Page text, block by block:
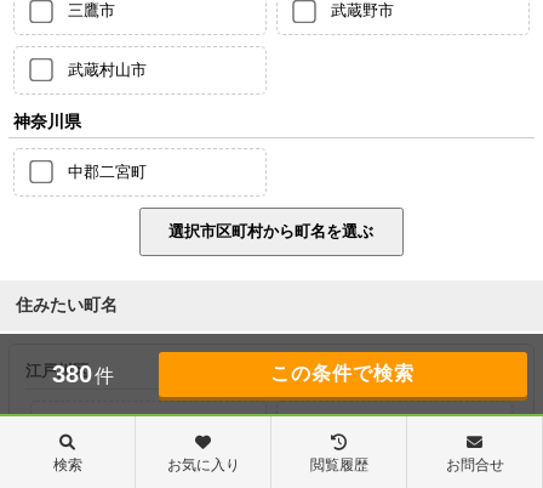
三鷹市 武蔵野市
武蔵村山市
神奈川県
中郡二宮町
住みたい町名
江戸川区
380件
検索 お気に入り 閲覧履歴 お問合せ